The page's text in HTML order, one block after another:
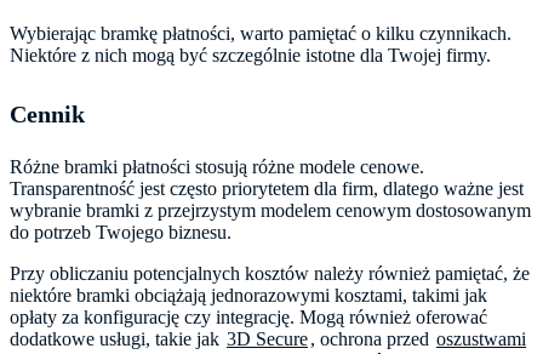
Wybierając bramkę płatności, warto pamiętać o kilku czynnikach.
Niektóre z nich mogą być szczególnie istotne dla Twojej firmy.
Cennik
Różne bramki płatności stosują różne modele cenowe.
Transparentność jest często priorytetem dla firm, dlatego ważne jest
wybranie bramki z przejrzystym modelem cenowym dostosowanym
do potrzeb Twojego biznesu.
Przy obliczaniu potencjalnych kosztów należy również pamiętać, że
niektóre bramki obciążają jednorazowymi kosztami, takimi jak
opłaty za konfigurację czy integrację. Mogą również oferować
dodatkowe usługi, takie jak 3D Secure, ochrona przed oszustwami